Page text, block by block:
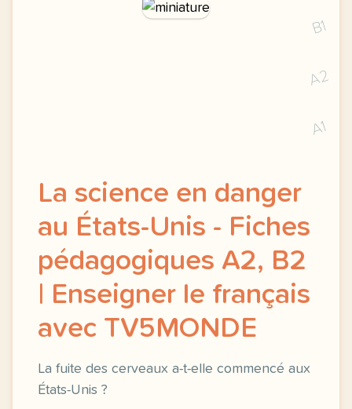
B1
A2
A1
La science en danger
au États-Unis - Fiches
pédagogiques A2, B2
| Enseigner le français
avec TV5MONDE
La fuite des cerveaux a-t-elle commencé aux
États-Unis ?